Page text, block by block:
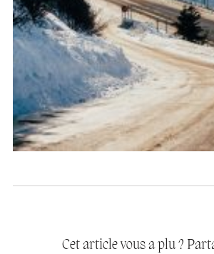
Cet article vous a plu ?